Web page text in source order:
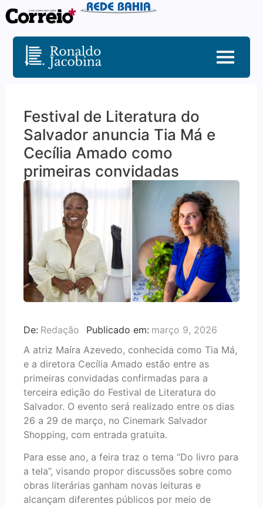
Festival de Literatura do
Salvador anuncia Tia Má e
Cecília Amado como
primeiras convidadas
De: Redação Publicado em: março 9, 2026
A atriz Maíra Azevedo, conhecida como Tia Má,
e a diretora Cecília Amado estão entre as
primeiras convidadas confirmadas para a
terceira edição do Festival de Literatura do
Salvador. O evento será realizado entre os dias
26 a 29 de março, no Cinemark Salvador
Shopping, com entrada gratuita.
Para esse ano, a feira traz o tema “Do livro para
a tela”, visando propor discussões sobre como
obras literárias ganham novas leituras e
alcançam diferentes públicos por meio de